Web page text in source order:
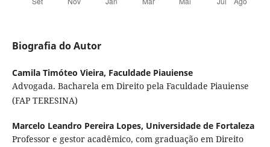
Biografia do Autor
Camila Timóteo Vieira, Faculdade Piauiense
Advogada. Bacharela em Direito pela Faculdade Piauiense
(FAP TERESINA)
Marcelo Leandro Pereira Lopes, Universidade de Fortaleza
Professor e gestor acadêmico, com graduação em Direito